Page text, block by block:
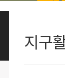
지구